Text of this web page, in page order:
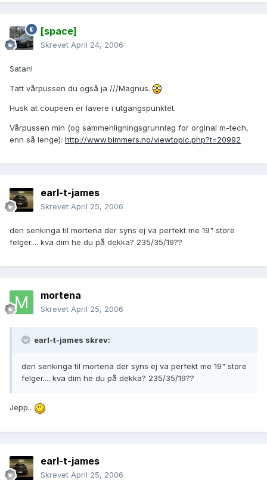
[space]
Skrevet April 24, 2006
Satan!
Tatt vårpussen du også ja ///Magnus.
Husk at coupeen er lavere i utgangspunktet.
Vårpussen min (og sammenligningsgrunnlag for orginal m-tech,
enn så lenge): http://www.bimmers.no/viewtopic.php?t=20992
earl-t-james
Skrevet April 25, 2006
den senkinga til mortena der syns ej va perfekt me 19" store
felger.... kva dim he du på dekka? 235/35/19??
mortena
Skrevet April 25, 2006
earl-t-james skrev:
den senkinga til mortena der syns ej va perfekt me 19" store
felger.... kva dim he du på dekka? 235/35/19??
Jepp..
earl-t-james
Skrevet April 25, 2006